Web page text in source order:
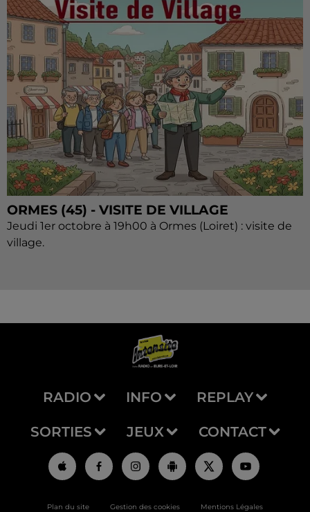
ORMES (45) - VISITE DE VILLAGE
Jeudi 1er octobre à 19h00 à Ormes (Loiret) : visite de
village.
RADIO INFO REPLAY
SORTIES JEUX CONTACT
Plan du site Gestion des cookies Mentions Légales